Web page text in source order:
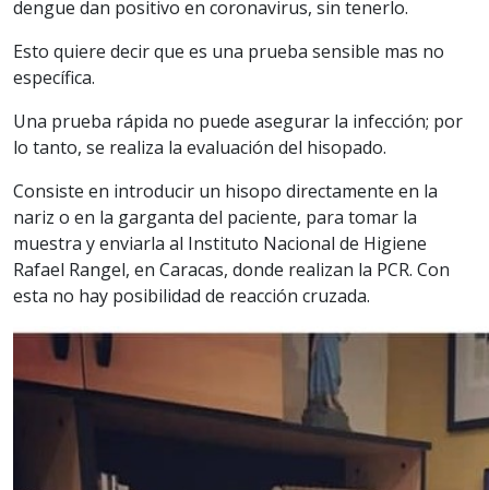
dengue dan positivo en coronavirus, sin tenerlo.
Esto quiere decir que es una prueba sensible mas no
específica.
Una prueba rápida no puede asegurar la infección; por
lo tanto, se realiza la evaluación del hisopado.
Consiste en introducir un hisopo directamente en la
nariz o en la garganta del paciente, para tomar la
muestra y enviarla al Instituto Nacional de Higiene
Rafael Rangel, en Caracas, donde realizan la PCR. Con
esta no hay posibilidad de reacción cruzada.